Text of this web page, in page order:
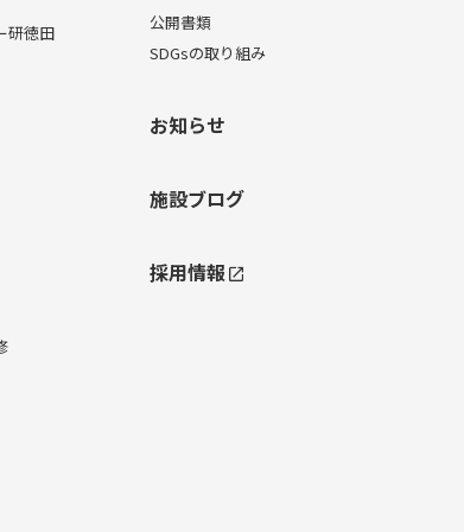
研徳田
公開書類
SDGsの取り組み
お知らせ
施設ブログ
採用情報